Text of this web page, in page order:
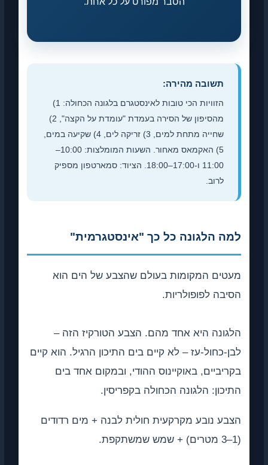
תשובה מהירה:
הזוויות הכי טובות לאינסטגרם בלגונה הכחולה: 1)
מהסיפון של הסירה בעמדת "עומדת על הקצה", 2)
שחייה מתחת למים, 3) זריקה לים, 4) שקיעה במים,
5) האקמאס מאחור. השעות המומלצות: 10:00–
11:00 ו-17:00–18:00. הציוד: סמארטפון מספיק
למה הלגונה כל כך "אינסטגרמית"
מעטים המקומות בעולם שהצבע של הים הוא
הסיבה לפופולריות.
הלגונה היא אחד מהם. הצבע הטורקיז הזה –
לבן-כחול-עז – לא קיים בים התיכון הרגיל. הוא קיים
בקריביים, באוקיינוס ההודי, ובמקום אחד בים
התיכון: הלגונה הכחולה בקפריסין.
הצבע נובע מקרקעית חולית לבנה + מים רדודים